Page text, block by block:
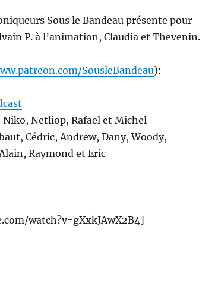
Sous le Bandeau présente pour
P. à l’animation, Claudia et Thevenin.
SousleBandeau):
Niko, Netliop, Rafael et Michel
Cédric, Andrew, Dany, Woody,
Raymond et Eric
watch?v=gXxkJAwX2B4]